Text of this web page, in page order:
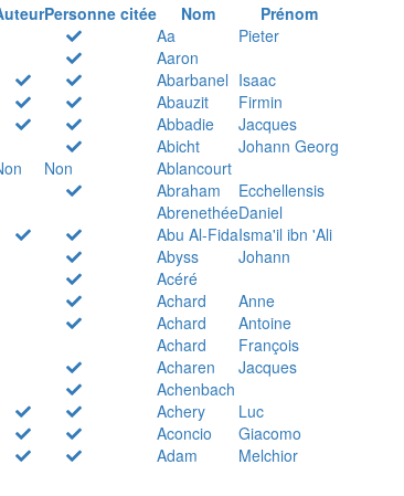
Personne citée Nom
Prénom
Aa
Pieter
Aaron
Abarbanel Isaac
Abauzit
Firmin
Abbadie
Jacques
Abicht
Johann Georg
Non
Ablancourt
Abraham
Ecchellensis
AbrenethéeDaniel
Abu Al-FidaIsma'il ibn 'Ali
Abyss
Johann
Acéré
Achard
Anne
Achard
Antoine
Achard
François
Acharen
Jacques
Achenbach
Achery
Luc
Aconcio
Giacomo
Adam
Melchior